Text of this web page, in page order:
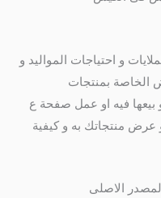
و احتياجات المواليد و
الخاصة بمنتجات
بيعها فيه او عمل صفحة ع
عرض منتجاتك به و كيفية
الاصلى